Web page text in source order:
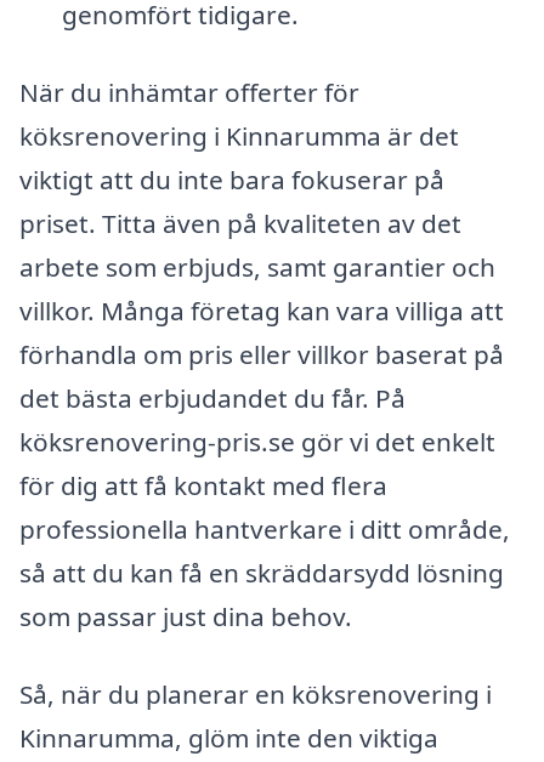
genomfört tidigare.
När du inhämtar offerter för
köksrenovering i Kinnarumma är det
viktigt att du inte bara fokuserar på
priset. Titta även på kvaliteten av det
arbete som erbjuds, samt garantier och
villkor. Många företag kan vara villiga att
förhandla om pris eller villkor baserat på
det bästa erbjudandet du får. På
köksrenovering-pris.se gör vi det enkelt
för dig att få kontakt med flera
professionella hantverkare i ditt område,
så att du kan få en skräddarsydd lösning
som passar just dina behov.
Så, när du planerar en köksrenovering i
Kinnarumma, glöm inte den viktiga